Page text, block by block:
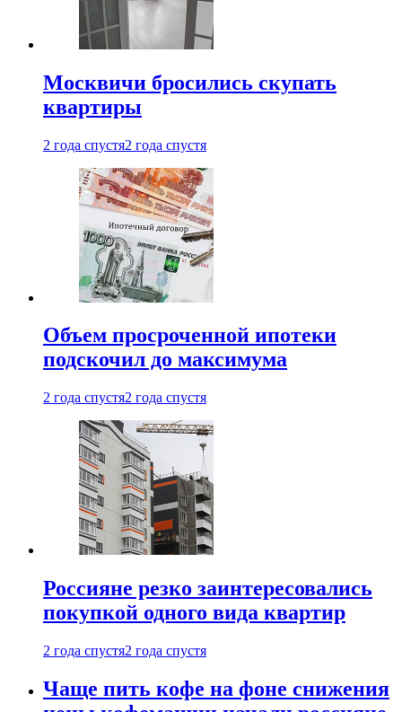
Москвичи бросились скупать
квартиры
2 года спустя2 года спустя
Объем просроченной ипотеки
подскочил до максимума
2 года спустя2 года спустя
Россияне резко заинтересовались
покупкой одного вида квартир
2 года спустя2 года спустя
Чаще пить кофе на фоне снижения